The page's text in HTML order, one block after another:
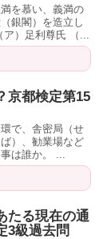
を慕い、義満の
銀閣）を造立し
）足利尊氏 （...
京都検定第15
で、舎密局（せ
）、勧業場など
は誰か。 ...
たる現在の通
3級過去問